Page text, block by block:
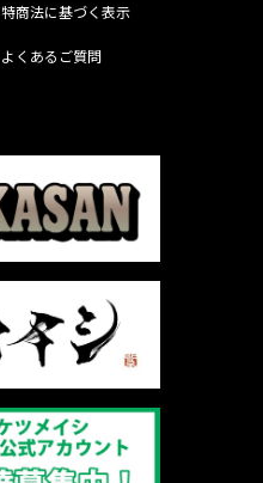
特商法に基づく表示
よくあるご質問